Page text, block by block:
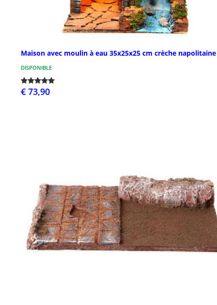
Maison avec moulin à eau 35x25x25 cm crèche napolitaine
DISPONIBLE
€ 73,90